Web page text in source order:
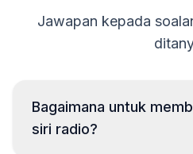
Jawapan kepada
Bagaimana untuk
siri radio?